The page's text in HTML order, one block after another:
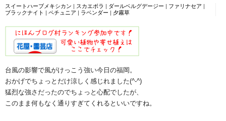
スイートハーブメキシカン | スカエボラ | ダールベルグデージー | ファリナセア |
ブラックナイト | ペチュニア | ラベンダー | 夕霧草
台風の影響で風がけっこう強い今日の福岡。
おかげでちょっとだけ涼しく感じれました(^-^)
猛烈な強さだったのでちょっと心配でしたが、
このまま何もなく通りすぎてくれるといいですね。